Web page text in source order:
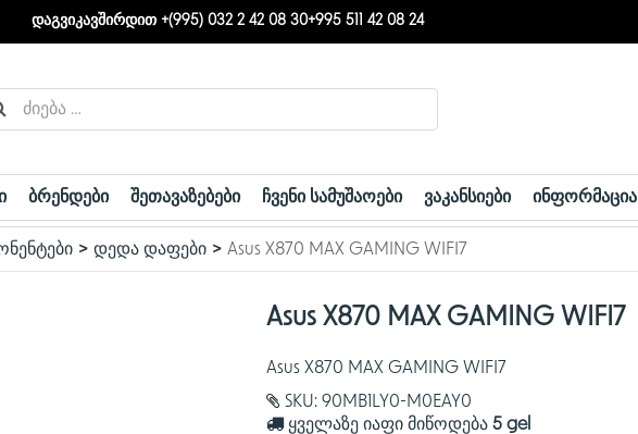
დაგვიკავშირდით +(995) 032 2 42 08 30+995 511 42 08 24
ბრენდები შეთავაზებები ჩვენი სამუშაოები ვაკანსიები ინფორმაცია
დედა დაფები Asus X870 MAX GAMING WIFI7
Asus X870 MAX GAMING WIFI7
Asus X870 MAX GAMING WIFI7
SKU: 90MB1LY0-M0EAY0
ყველაზე იაფი მიწოდება 5 gel